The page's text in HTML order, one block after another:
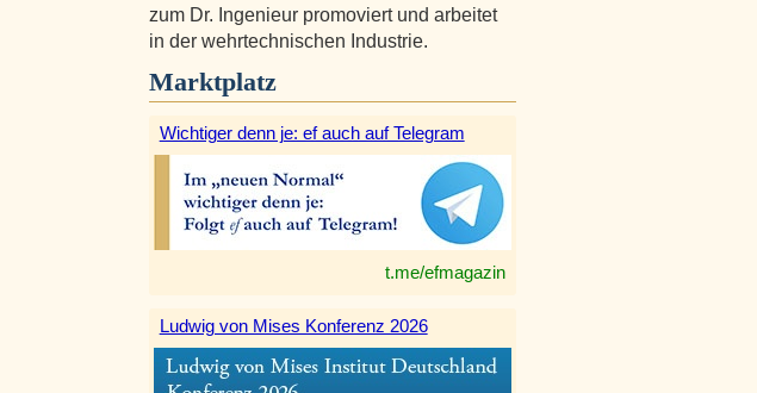
zum Dr. Ingenieur promoviert und arbeitet
in der wehrtechnischen Industrie.
Marktplatz
Wichtiger denn je: ef auch auf Telegram
t.me/efmagazin
Ludwig von Mises Konferenz 2026